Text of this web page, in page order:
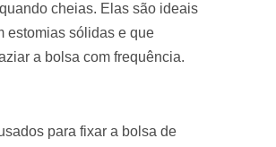
cheias. Elas são ideais
estomias sólidas e que
a bolsa com frequência.
para fixar a bolsa de